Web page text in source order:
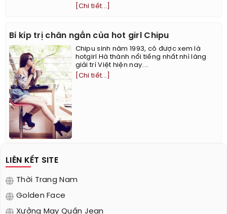
[Chi tiết...]
Bí kíp trị chân ngắn của hot girl Chipu
Chipu sinh năm 1993, cô được xem là
hotgirl Hà thành nổi tiếng nhất nhì làng
giải trí Việt hiện nay....
[Chi tiết...]
LIÊN KẾT SITE
Thời Trang Nam
Golden Face
Xưởng May Quần Jean